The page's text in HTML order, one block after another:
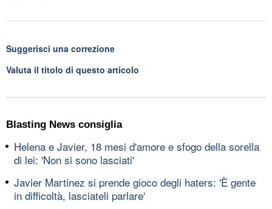
Suggerisci una correzione
Valuta il titolo di questo articolo
Blasting News consiglia
Helena e Javier, 18 mesi d'amore e sfogo della sorella
di lei: 'Non si sono lasciati'
Javier Martinez si prende gioco degli haters: 'È gente
in difficoltà, lasciateli parlare'